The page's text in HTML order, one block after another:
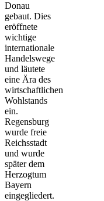
Donau
gebaut. Dies
eröffnete
wichtige
internationale
Handelswege
und läutete
eine Ära des
wirtschaftlichen
Wohlstands
ein.
Regensburg
wurde freie
Reichsstadt
und wurde
später dem
Herzogtum
Bayern
eingegliedert.